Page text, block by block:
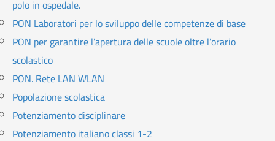
polo in ospedale.
PON Laboratori per lo sviluppo delle competenze di base
PON per garantire l’apertura delle scuole oltre l’orario
scolastico
PON. Rete LAN WLAN
Popolazione scolastica
Potenziamento disciplinare
Potenziamento italiano classi 1-2